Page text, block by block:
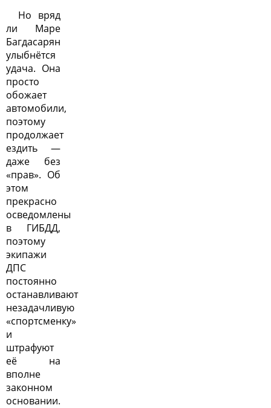
Но вряд
ли Маре
Багдасарян
улыбнётся
удача. Она
просто
обожает
автомобили,
поэтому
продолжает
ездить —
даже без
«прав». Об
этом
прекрасно
осведомлены
в ГИБДД,
поэтому
экипажи
ДПС
постоянно
останавливают
незадачливую
«спортсменку»
и
штрафуют
её на
вполне
законном
основании.